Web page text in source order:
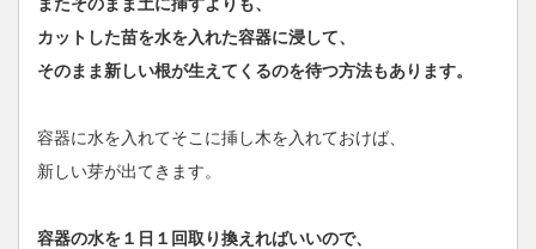
カットした苗を水を入れた容器に浸して、
そのまま新しい根が生えてくるのを待つ方法もあります。
容器に水を入れてそこに挿し木を入れておけば、
新しい芽が出てきます。
容器の水を１日１回取り換えればいいので、